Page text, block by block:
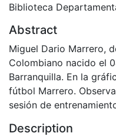
Biblioteca
Abstract
Miguel Dario Marrero,
Colombiano nacido el
Barranquilla. En la
fútbol Marrero.
sesión de
Description